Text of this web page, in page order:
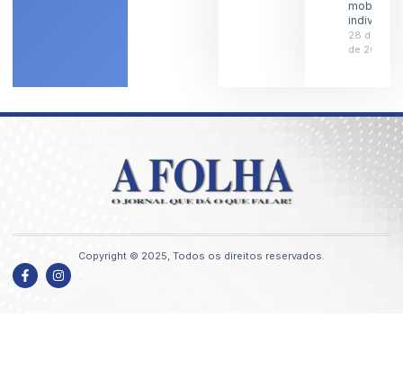
individual
28 de
de 2026
Copyright © 2025, Todos os direitos reservados.